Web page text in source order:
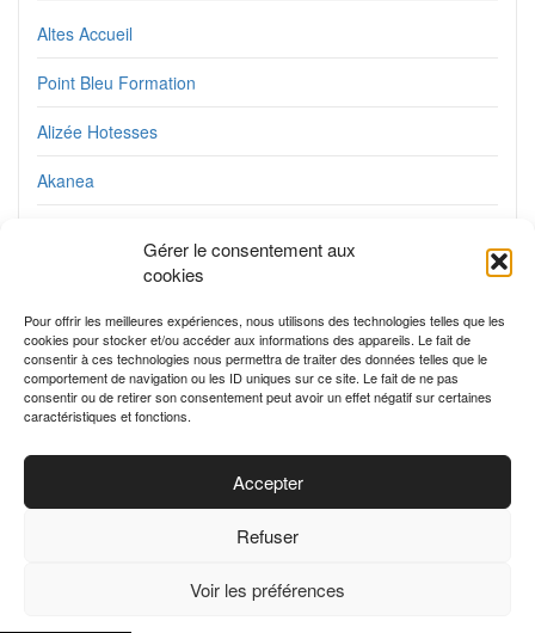
Gérer le consentement aux
cookies
Pour offrir les meilleures expériences, nous utilisons des technologies telles que les
cookies pour stocker et/ou accéder aux informations des appareils. Le fait de
consentir à ces technologies nous permettra de traiter des données telles que le
comportement de navigation ou les ID uniques sur ce site. Le fait de ne pas
consentir ou de retirer son consentement peut avoir un effet négatif sur certaines
caractéristiques et fonctions.
Accepter
Refuser
Voir les préférences
Altes Accueil
Point Bleu Formation
Alizée Hotesses
Akanea
Luminaires Online
Acodis
CLOG
Etik Ouest